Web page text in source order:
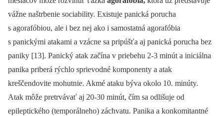
vážne naštrbenie sociability. Existuje panická porucha
s agorafóbiou, ale i bez nej ako i samostatná agorafóbia
s panickými atakami a vzácne sa pripúšťa aj panická porucha bez
paniky [13]. Panický atak začína v priebehu 2-3 minút a iniciálna
panika priberá rýchlo sprievodné komponenty a atak
kreščendovite mohutnie. Akmé ataku býva okolo 10. minúty.
Atak môže pretrvávať aj 20-30 minút, čím sa odlišuje od
epileptického (temporálneho) záchvatu. Panika a konkomitantné